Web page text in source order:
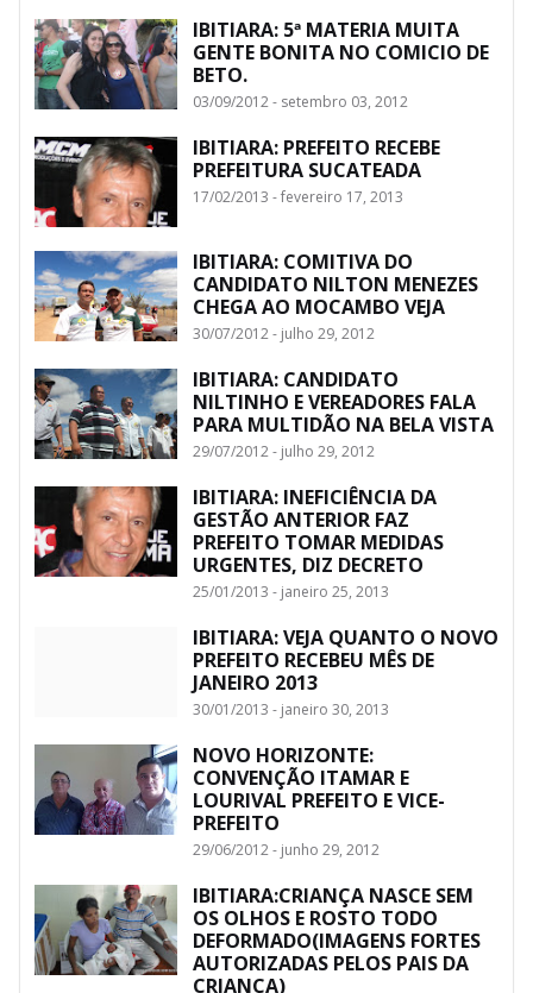
IBITIARA: 5ª MATERIA MUITA
GENTE BONITA NO COMICIO DE
BETO.
03/09/2012 - setembro 03, 2012
IBITIARA: PREFEITO RECEBE
PREFEITURA SUCATEADA
17/02/2013 - fevereiro 17, 2013
IBITIARA: COMITIVA DO
CANDIDATO NILTON MENEZES
CHEGA AO MOCAMBO VEJA
30/07/2012 - julho 29, 2012
IBITIARA: CANDIDATO
NILTINHO E VEREADORES FALA
PARA MULTIDÃO NA BELA VISTA
29/07/2012 - julho 29, 2012
IBITIARA: INEFICIÊNCIA DA
GESTÃO ANTERIOR FAZ
PREFEITO TOMAR MEDIDAS
URGENTES, DIZ DECRETO
25/01/2013 - janeiro 25, 2013
IBITIARA: VEJA QUANTO O NOVO
PREFEITO RECEBEU MÊS DE
JANEIRO 2013
30/01/2013 - janeiro 30, 2013
NOVO HORIZONTE:
CONVENÇÃO ITAMAR E
LOURIVAL PREFEITO E VICE-
PREFEITO
29/06/2012 - junho 29, 2012
IBITIARA:CRIANÇA NASCE SEM
OS OLHOS E ROSTO TODO
DEFORMADO(IMAGENS FORTES
AUTORIZADAS PELOS PAIS DA
CRIANÇA)